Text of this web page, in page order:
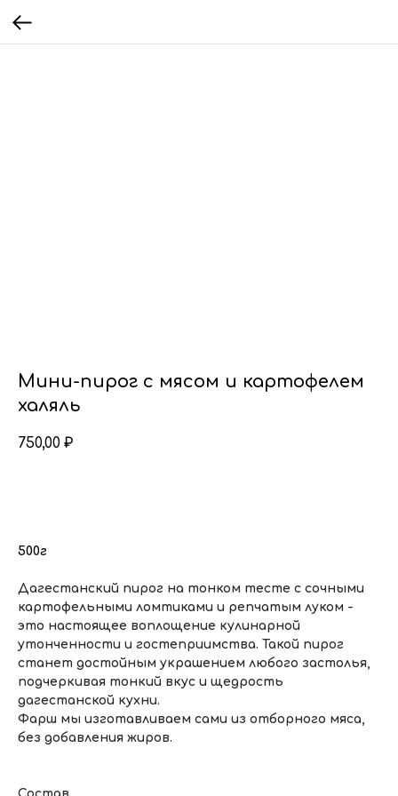
Мини-пирог с мясом и картофелем
халяль
750,00 ₽
500г
Дагестанский пирог на тонком тесте с сочными
картофельными ломтиками и репчатым луком -
это настоящее воплощение кулинарной
утонченности и гостеприимства. Такой пирог
станет достойным украшением любого застолья,
подчеркивая тонкий вкус и щедрость
дагестанской кухни.
Фарш мы изготавливаем сами из отборного мяса,
без добавления жиров.